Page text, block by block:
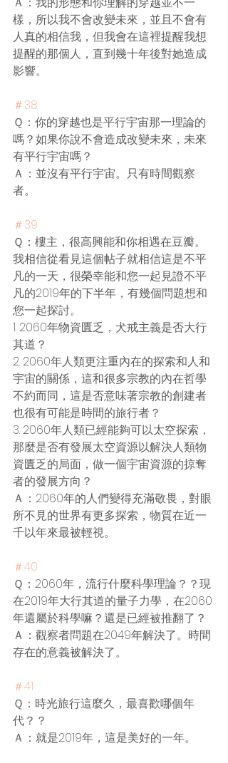
樣，所以我不會改變未來，並且不會有
人真的相信我，但我會在這裡提醒我想
提醒的那個人，直到幾十年後對她造成
影響。
＃38
Ｑ：你的穿越也是平行宇宙那一理論的
嗎？如果你說不會造成改變未來，未來
有平行宇宙嗎？
Ａ：並沒有平行宇宙。只有時間觀察
者。
＃39
Ｑ：樓主，很高興能和你相遇在豆瓣。
我相信從看見這個帖子就相信這是不平
凡的一天，很榮幸能和您一起見證不平
凡的2019年的下半年，有幾個問題想和
您一起探討。
1. 2060年物資匱乏，犬戒主義是否大行
其道？
2. 2060年人類更注重內在的探索和人和
宇宙的關係，這和很多宗教的內在哲學
不約而同，這是否意味著宗教的創建者
也很有可能是時間的旅行者？
3. 2060年人類已經能夠可以太空探索，
那麼是否有發展太空資源以解決人類物
資匱乏的局面，做一個宇宙資源的掠奪
者的發展方向？
Ａ：2060年的人們變得充滿敬畏，對眼
所不見的世界有更多探索，物質在近一
千以年來最被輕視。
＃40
Ｑ：2060年，流行什麼科學理論？？現
在2019年大行其道的量子力學，在2060
年還屬於科學嘛？還是已經被推翻了？
Ａ：觀察者問題在2049年解決了。時間
存在的意義被解決了。
＃41
Ｑ：時光旅行這麼久，最喜歡哪個年
代？？
Ａ：就是2019年，這是美好的一年。